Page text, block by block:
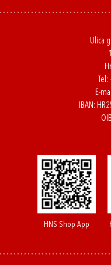
Ulica
Tel:
E-
IBAN:
HNS Shop App